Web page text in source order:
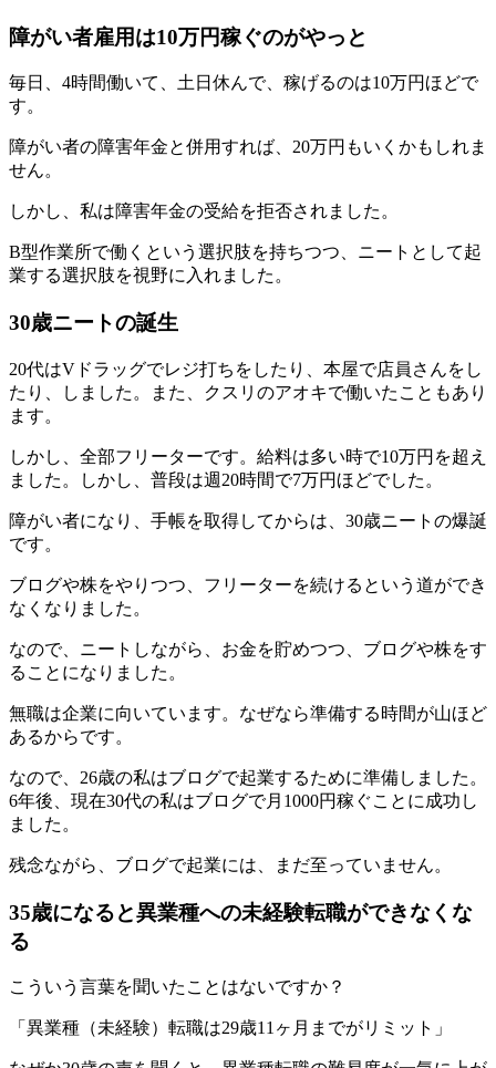
障がい者雇用は10万円稼ぐのがやっと
毎日、4時間働いて、土日休んで、稼げるのは10万円ほどで
す。
障がい者の障害年金と併用すれば、20万円もいくかもしれま
せん。
しかし、私は障害年金の受給を拒否されました。
B型作業所で働くという選択肢を持ちつつ、ニートとして起
業する選択肢を視野に入れました。
30歳ニートの誕生
20代はVドラッグでレジ打ちをしたり、本屋で店員さんをし
たり、しました。また、クスリのアオキで働いたこともあり
ます。
しかし、全部フリーターです。給料は多い時で10万円を超え
ました。しかし、普段は週20時間で7万円ほどでした。
障がい者になり、手帳を取得してからは、30歳ニートの爆誕
です。
ブログや株をやりつつ、フリーターを続けるという道ができ
なくなりました。
なので、ニートしながら、お金を貯めつつ、ブログや株をす
ることになりました。
無職は企業に向いています。なぜなら準備する時間が山ほど
あるからです。
なので、26歳の私はブログで起業するために準備しました。
6年後、現在30代の私はブログで月1000円稼ぐことに成功し
ました。
残念ながら、ブログで起業には、まだ至っていません。
35歳になると異業種への未経験転職ができなくな
る
こういう言葉を聞いたことはないですか？
「異業種（未経験）転職は29歳11ヶ月までがリミット」